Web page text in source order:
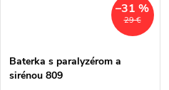
29 €
–31 %
Baterka s paralyzérom a
sirénou 809